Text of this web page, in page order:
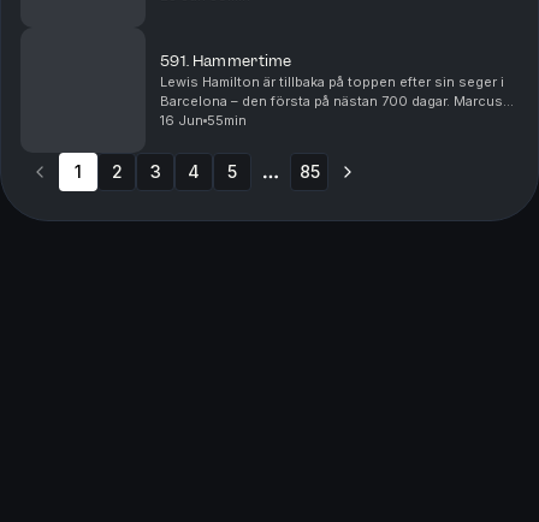
591. Hammertime
Lewis Hamilton är tillbaka på toppen efter sin seger i
Barcelona – den första på nästan 700 dagar. Marcus
Ericsson analyserar Hamiltons formbesked och delar
16 Jun 55min
1 2 3 4 5 85